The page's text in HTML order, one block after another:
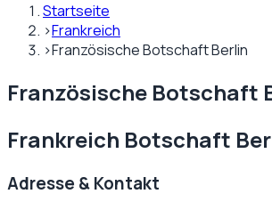
Startseite
›Frankreich
›Französische Botschaft Berlin
Französische Botschaft
Frankreich Botschaft
Adresse & Kontakt